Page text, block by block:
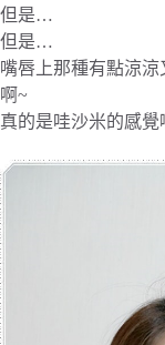
但是…
但是…
嘴唇上那種有點涼
啊~
真的是哇沙米的感覺